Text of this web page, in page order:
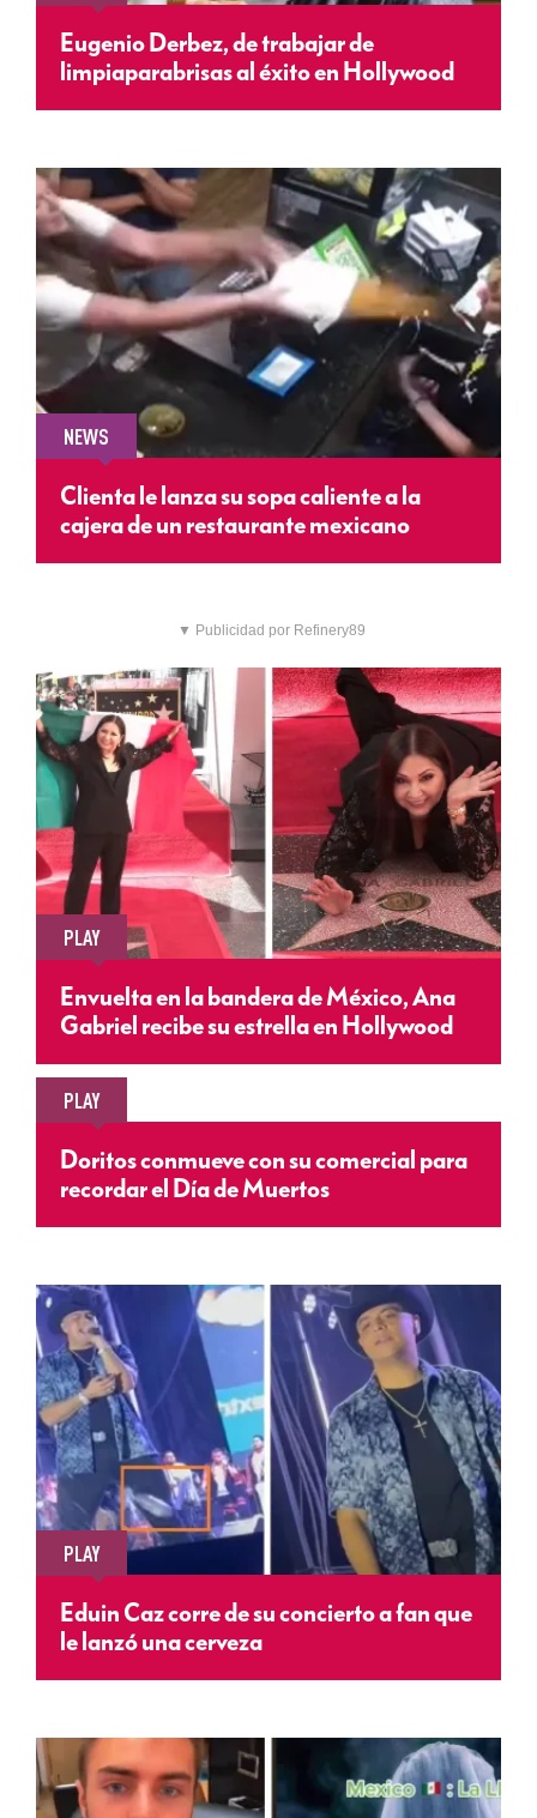
Eugenio Derbez, de trabajar de
limpiaparabrisas al éxito en Hollywood
NEWS
Clienta le lanza su sopa caliente a la
cajera de un restaurante mexicano
▼ Publicidad por Refinery89
PLAY
Envuelta en la bandera de México, Ana
Gabriel recibe su estrella en Hollywood
PLAY
Doritos conmueve con su comercial para
recordar el Día de Muertos
PLAY
Eduin Caz corre de su concierto a fan que
le lanzó una cerveza